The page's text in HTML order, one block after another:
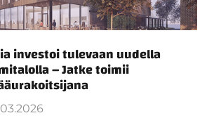
investoi tulevaan uudella
– Jatke toimii